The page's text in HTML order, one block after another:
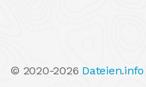
© 2020-2026 Dateien.info